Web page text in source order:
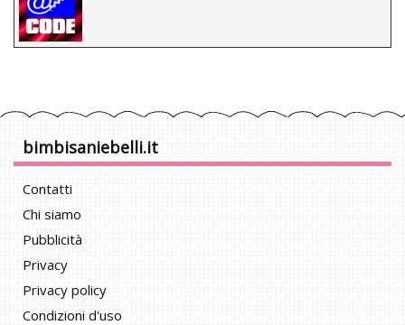
bimbisaniebelli.it
Contatti
Chi siamo
Pubblicità
Privacy
Privacy policy
Condizioni d'uso